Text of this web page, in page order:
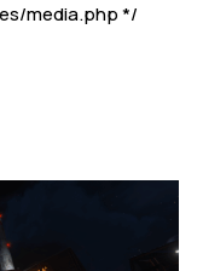
media.php */